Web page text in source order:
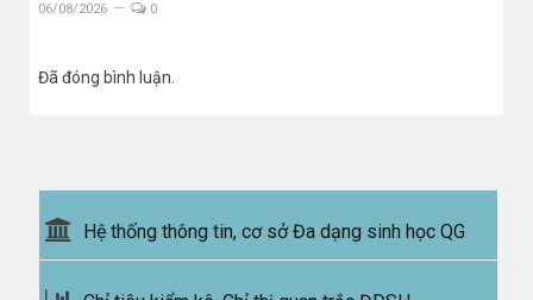
06/08/2026 0
Đã đóng bình luận.
Hệ thống thông tin, cơ sở Đa dạng sinh học QG